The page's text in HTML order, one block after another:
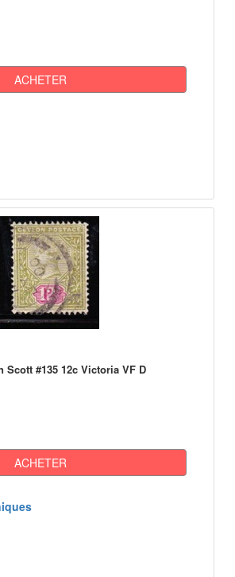
ACHETER
Scott #135 12c Victoria VF D
ACHETER